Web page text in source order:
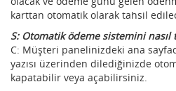
karttan otomatik olarak tahsil
S: Otomatik ödeme sistemini nasıl
C: Müşteri panelinizdeki ana
yazısı üzerinden dilediğinizde
kapatabilir veya açabilirsiniz.